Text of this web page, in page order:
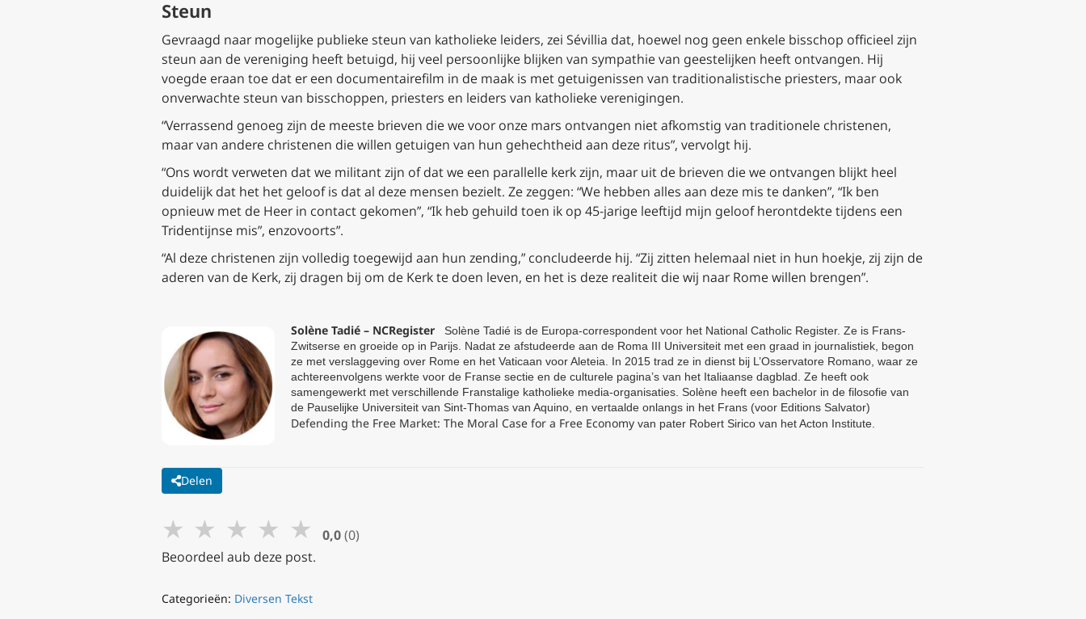
Steun
Gevraagd naar mogelijke publieke steun van katholieke leiders, zei Sévillia dat, hoewel nog geen enkele bisschop officieel zijn
steun aan de vereniging heeft betuigd, hij veel persoonlijke blijken van sympathie van geestelijken heeft ontvangen. Hij
voegde eraan toe dat er een documentairefilm in de maak is met getuigenissen van traditionalistische priesters, maar ook
onverwachte steun van bisschoppen, priesters en leiders van katholieke verenigingen.
“Verrassend genoeg zijn de meeste brieven die we voor onze mars ontvangen niet afkomstig van traditionele christenen,
maar van andere christenen die willen getuigen van hun gehechtheid aan deze ritus”, vervolgt hij.
“Ons wordt verweten dat we militant zijn of dat we een parallelle kerk zijn, maar uit de brieven die we ontvangen blijkt heel
duidelijk dat het het geloof is dat al deze mensen bezielt. Ze zeggen: “We hebben alles aan deze mis te danken”, “Ik ben
opnieuw met de Heer in contact gekomen”, “Ik heb gehuild toen ik op 45-jarige leeftijd mijn geloof herontdekte tijdens een
Tridentijnse mis”, enzovoorts”.
“Al deze christenen zijn volledig toegewijd aan hun zending,” concludeerde hij. “Zij zitten helemaal niet in hun hoekje, zij zijn de
aderen van de Kerk, zij dragen bij om de Kerk te doen leven, en het is deze realiteit die wij naar Rome willen brengen”.
Solène Tadié – NCRegister Solène Tadié is de Europa-correspondent voor het National Catholic Register. Ze is Frans-
Zwitserse en groeide op in Parijs. Nadat ze afstudeerde aan de Roma III Universiteit met een graad in journalistiek, begon
ze met verslaggeving over Rome en het Vaticaan voor Aleteia. In 2015 trad ze in dienst bij L’Osservatore Romano, waar ze
achtereenvolgens werkte voor de Franse sectie en de culturele pagina’s van het Italiaanse dagblad. Ze heeft ook
samengewerkt met verschillende Franstalige katholieke media-organisaties. Solène heeft een bachelor in de filosofie van
de Pauselijke Universiteit van Sint-Thomas van Aquino, en vertaalde onlangs in het Frans (voor Editions Salvator)
Defending the Free Market: The Moral Case for a Free Economy van pater Robert Sirico van het Acton Institute.
Delen
★ ★ ★ ★ ★ 0,0 (0)
Beoordeel aub deze post.
Categorieën: Diversen Tekst